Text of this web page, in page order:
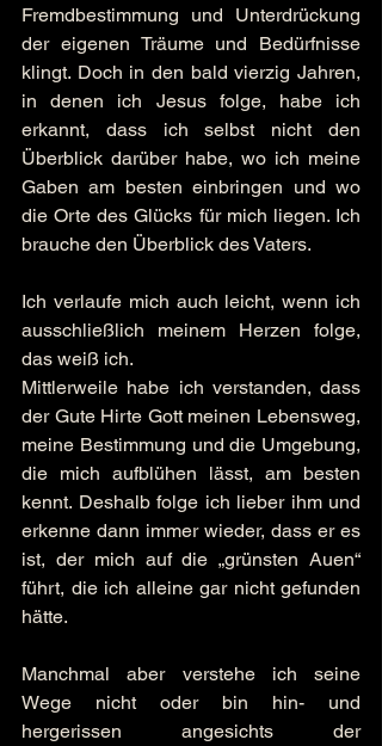
Fremdbestimmung und Unterdrückung
der eigenen Träume und Bedürfnisse
klingt. Doch in den bald vierzig Jahren,
in denen ich Jesus folge, habe ich
erkannt, dass ich selbst nicht den
Überblick darüber habe, wo ich meine
Gaben am besten einbringen und wo
die Orte des Glücks für mich liegen. Ich
brauche den Überblick des Vaters.
Ich verlaufe mich auch leicht, wenn ich
ausschließlich meinem Herzen folge,
das weiß ich.
Mittlerweile habe ich verstanden, dass
der Gute Hirte Gott meinen Lebensweg,
meine Bestimmung und die Umgebung,
die mich aufblühen lässt, am besten
kennt. Deshalb folge ich lieber ihm und
erkenne dann immer wieder, dass er es
ist, der mich auf die „grünsten Auen“
führt, die ich alleine gar nicht gefunden
hätte.
Manchmal aber verstehe ich seine
Wege nicht oder bin hin- und
hergerissen angesichts der